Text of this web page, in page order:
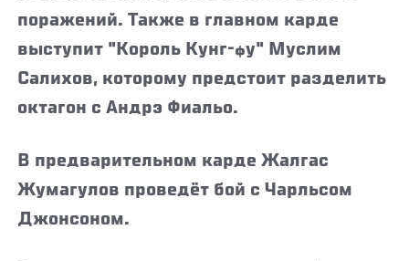
поражений. Также в главном карде
выступит "Король Кунг-фу" Муслим
Салихов, которому предстоит разделить
октагон с Андрэ Фиальо.
В предварительном карде Жалгас
Жумагулов проведёт бой с Чарльсом
Джонсоном.